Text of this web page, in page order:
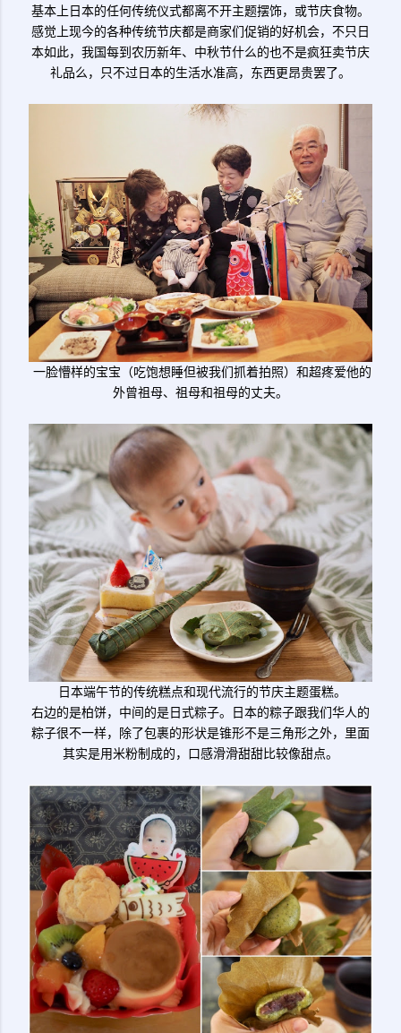
基本上日本的任何传统仪式都离不开主题摆饰，或节庆食物。
感觉上现今的各种传统节庆都是商家们促销的好机会，不只日
本如此，我国每到农历新年、中秋节什么的也不是疯狂卖节庆
礼品么，只不过日本的生活水准高，东西更昂贵罢了。
一脸懵样的宝宝（吃饱想睡但被我们抓着拍照）和超疼爱他的
外曾祖母、祖母和祖母的丈夫。
日本端午节的传统糕点和现代流行的节庆主题蛋糕。
右边的是柏饼，中间的是日式粽子。日本的粽子跟我们华人的
粽子很不一样，除了包裹的形状是锥形不是三角形之外，里面
其实是用米粉制成的，口感滑滑甜甜比较像甜点。